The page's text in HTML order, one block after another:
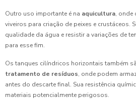
Outro uso importante é na aquicultura, onde
viveiros para criação de peixes e crustáceos.
qualidade da água e resistir a variações de
para esse fim.
Os tanques cilíndricos horizontais também
tratamento de resíduos, onde podem
antes do descarte final. Sua resistência
materiais potencialmente perigosos.